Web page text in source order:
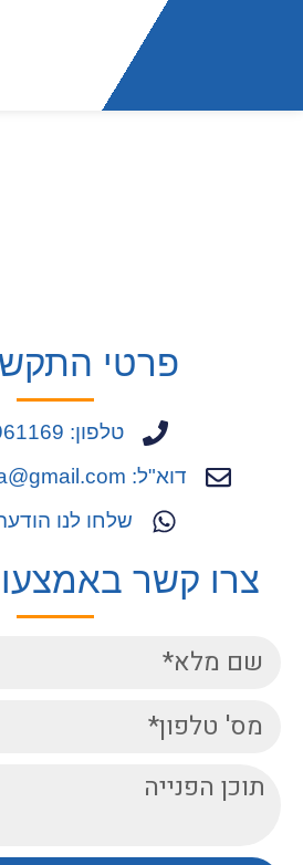
פרטי
טלפון: 054-9961169
דוא"ל: almogmanofla@gmail.com
שלחו לנו
צרו קשר